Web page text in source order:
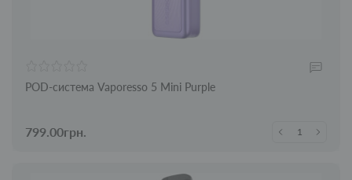
POD-система Vaporesso 5 Mini Purple
799.00грн.